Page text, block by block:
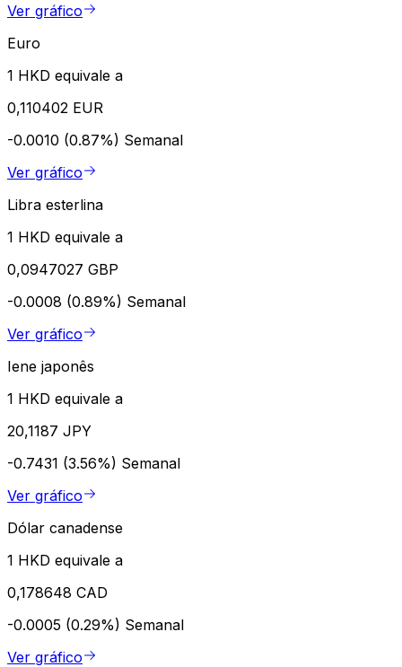
Ver gráfico
Euro
1 HKD equivale a
0,110402 EUR
-0.0010 (0.87%) Semanal
Ver gráfico
Libra esterlina
1 HKD equivale a
0,0947027 GBP
-0.0008 (0.89%) Semanal
Ver gráfico
Iene japonês
1 HKD equivale a
20,1187 JPY
-0.7431 (3.56%) Semanal
Ver gráfico
Dólar canadense
1 HKD equivale a
0,178648 CAD
-0.0005 (0.29%) Semanal
Ver gráfico